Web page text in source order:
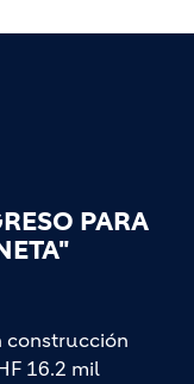
PARA
construcción
16.2 mil